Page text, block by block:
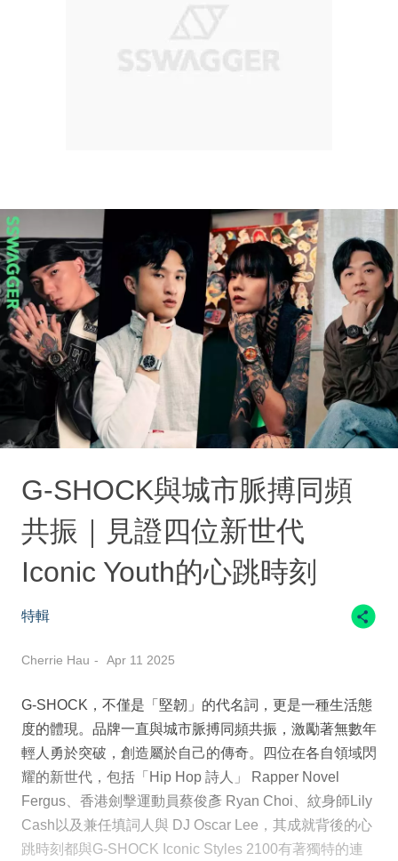
G-SHOCK與城市脈搏同頻
共振｜見證四位新世代
Iconic Youth的心跳時刻
特輯
Cherrie Hau Apr 11 2025
G-SHOCK，不僅是「堅韌」的代名詞，更是一種生活態
度的體現。品牌一直與城市脈搏同頻共振，激勵著無數年
輕人勇於突破，創造屬於自己的傳奇。四位在各自領域閃
耀的新世代，包括「Hip Hop 詩人」 Rapper Novel
Fergus、香港劍擊運動員蔡俊彥 Ryan Choi、紋身師Lily
Cash以及兼任填詞人與 DJ Oscar Lee，其成就背後的心
跳時刻都與G-SHOCK Iconic Styles 2100有著獨特的連